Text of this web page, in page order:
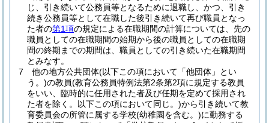
じ、引き続いて公務員等となるために退職し、かつ、引き
続き公務員等として在職した後引き続いて再び職員となっ
た者の第1項の規定による在職期間の計算については、先の
職員としての在職期間の始期から後の職員としての在職期
間の終期までの期間は、職員としての引き続いた在職期間
とみなす。
7
他の地方公共団体(以下この項において「他団体」とい
う。)の教員(教育公務員特例法第2条第2項に規定する教員
をいい、臨時的に任用された者及び任期を定めて採用され
た者を除く。以下この項において同じ。)から引き続いて教
育委員会の所管に属する学校(幼稚園を含む。)に勤務する